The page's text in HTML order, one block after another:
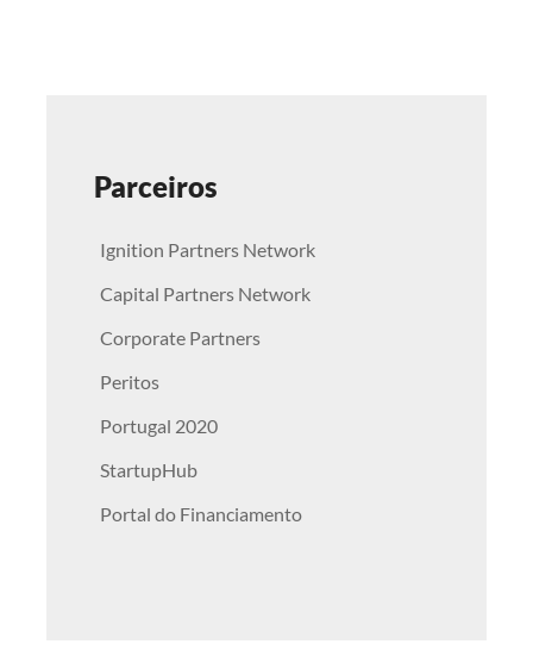
Parceiros
Ignition Partners Network
Capital Partners Network
Corporate Partners
Peritos
Portugal 2020
StartupHub
Portal do Financiamento